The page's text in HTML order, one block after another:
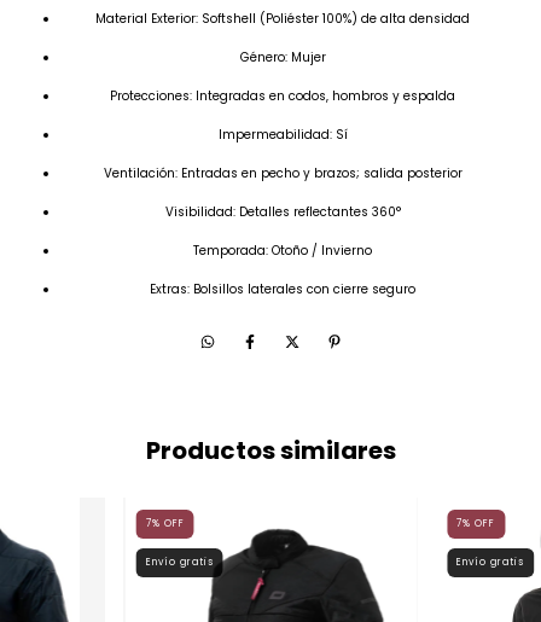
Material Exterior: Softshell (Poliéster 100%) de alta densidad
Género: Mujer
Protecciones: Integradas en codos, hombros y espalda
Impermeabilidad: Sí
Ventilación: Entradas en pecho y brazos; salida posterior
Visibilidad: Detalles reflectantes 360°
Temporada: Otoño / Invierno
Extras: Bolsillos laterales con cierre seguro
Productos similares
7% OFF
Envío gratis
7%OFF
Envío gratis